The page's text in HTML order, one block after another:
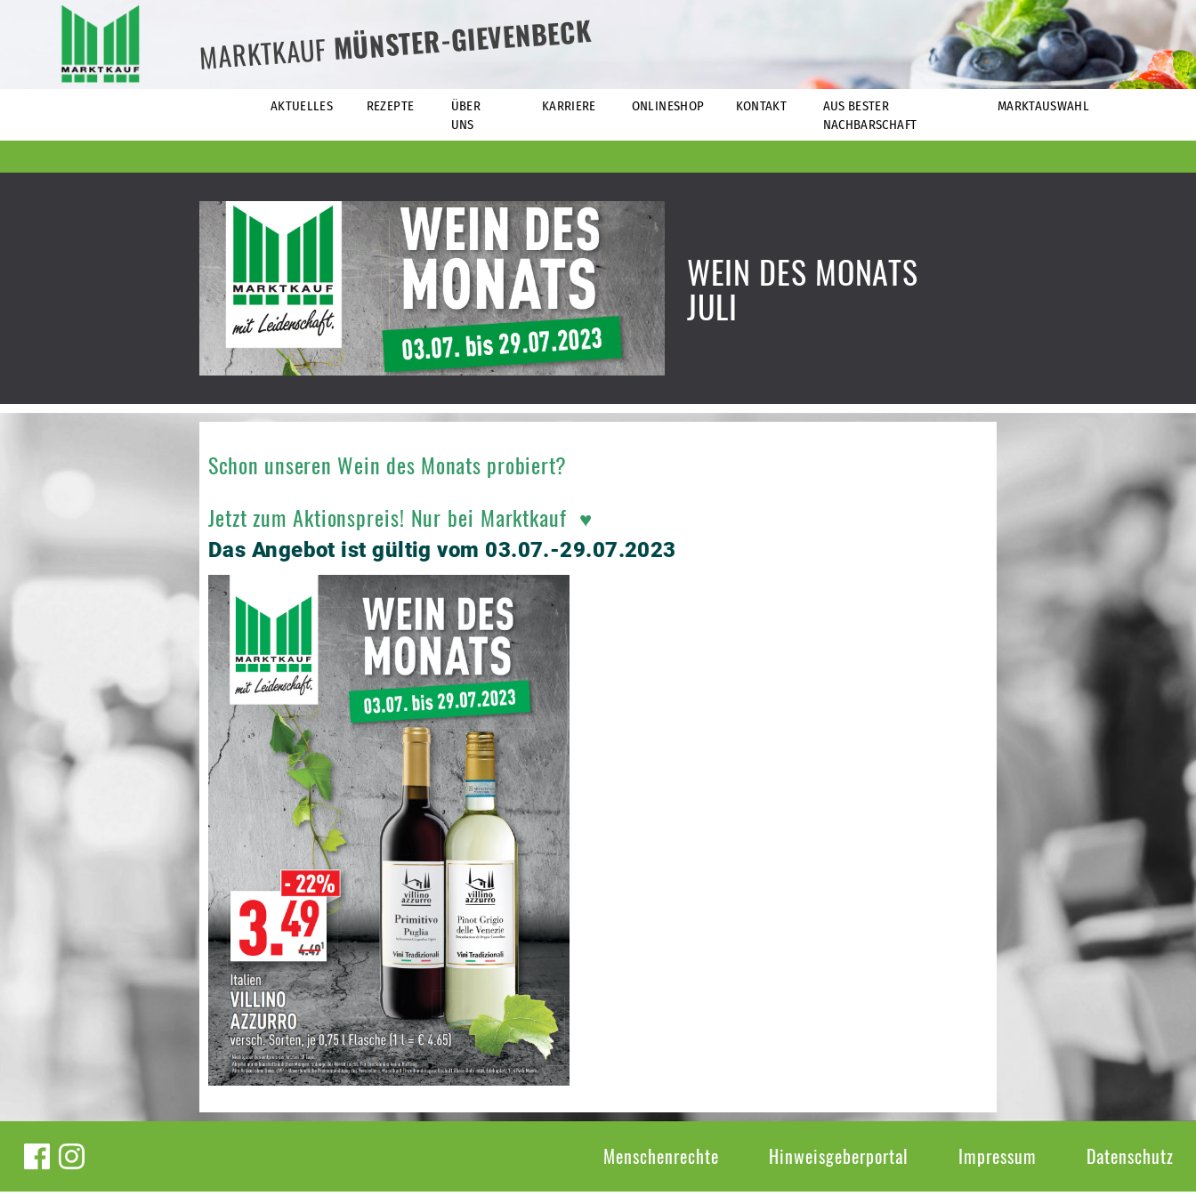
MARKTKAUFMÜNSTER-GIEVENBECK
AKTUELLES REZEPTE
ÜBER
UNS
KARRIERE ONLINESHOP KONTAKT
AUS BESTER
NACHBARSCHAFT
MARKTAUSWAHL
WEIN DES MONATS
JULI
Schon unseren Wein des Monats probiert?
Jetzt zum Aktionspreis! Nur bei Marktkauf ♥
Das Angebot ist gültig vom 03.07.-29.07.2023
Menschenrechte Hinweisgeberportal Impressum Datenschutz